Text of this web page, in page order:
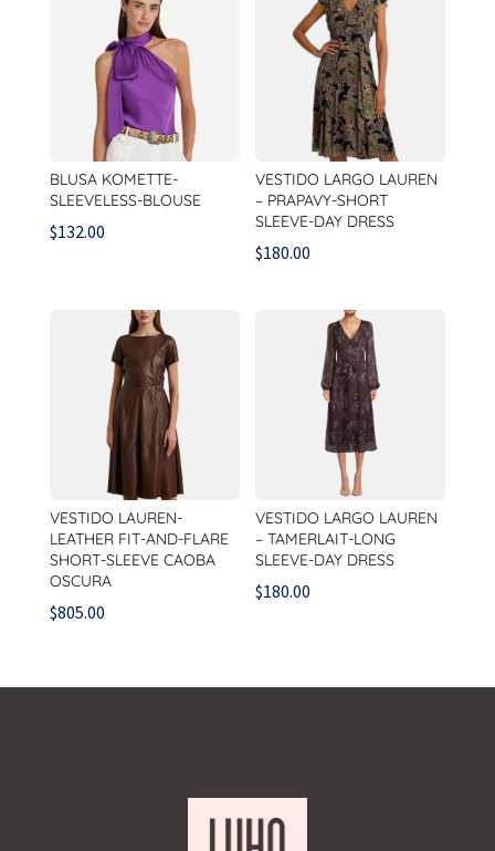
BLUSA KOMETTE-
SLEEVELESS-BLOUSE
$132.00
VESTIDO LARGO LAUREN
– PRAPAVY-SHORT
SLEEVE-DAY DRESS
$180.00
VESTIDO LAUREN-
LEATHER FIT-AND-FLARE
SHORT-SLEEVE CAOBA
OSCURA
$805.00
VESTIDO LARGO LAUREN
– TAMERLAIT-LONG
SLEEVE-DAY DRESS
$180.00